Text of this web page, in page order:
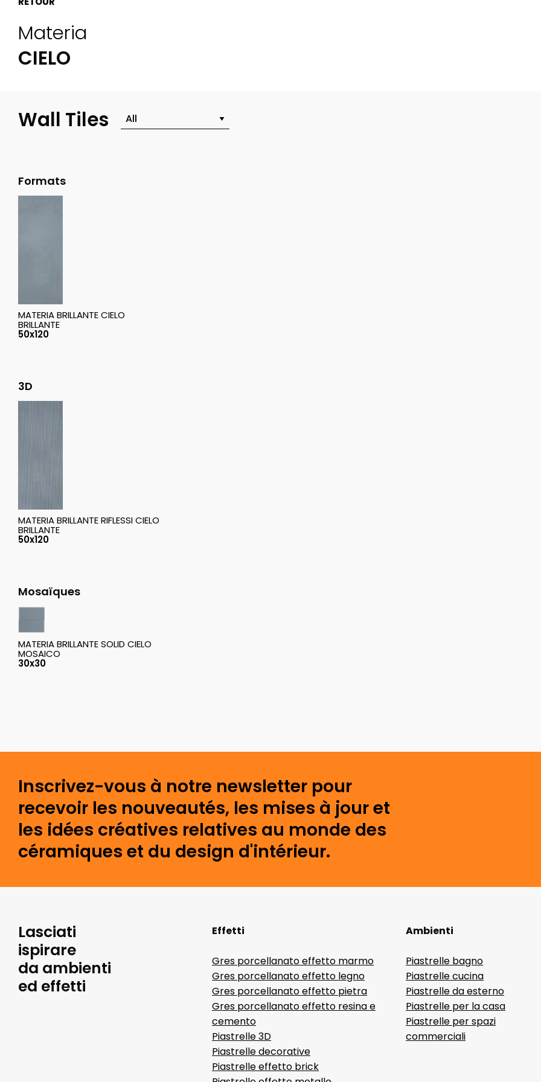
Materia
CIELO
Wall Tiles
Formats
MATERIA BRILLANTE CIELO
BRILLANTE
50x120
3D
MATERIA BRILLANTE RIFLESSI CIELO
BRILLANTE
50x120
Mosaïques
MATERIA BRILLANTE SOLID CIELO
MOSAICO
30x30
Inscrivez-vous à notre newsletter pour
recevoir les nouveautés, les mises à jour et
les idées créatives relatives au monde des
céramiques et du design d'intérieur.
Lasciati
ispirare
da ambienti
ed effetti
Effetti
Gres porcellanato effetto marmo
Gres porcellanato effetto legno
Gres porcellanato effetto pietra
Gres porcellanato effetto resina e
cemento
Piastrelle 3D
Piastrelle decorative
Piastrelle effetto brick
Ambienti
Piastrelle bagno
Piastrelle cucina
Piastrelle da esterno
Piastrelle per la casa
Piastrelle per spazi
commerciali